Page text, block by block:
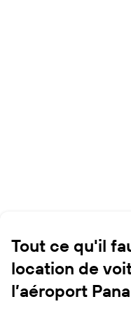
Tout ce qu'il
location de
l’aéroport